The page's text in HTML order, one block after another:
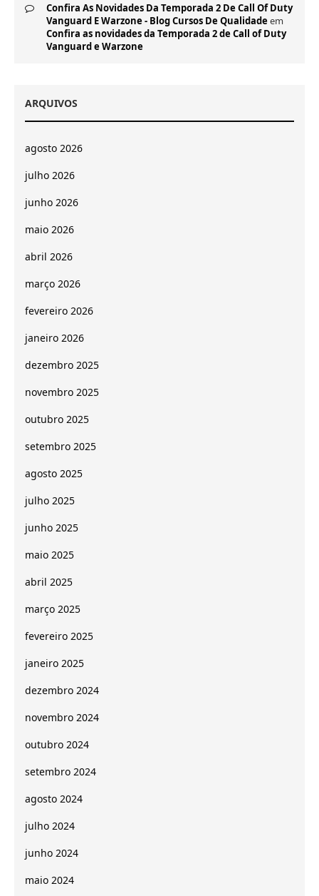
Confira As Novidades Da Temporada 2 De Call Of Duty
Vanguard E Warzone - Blog Cursos De Qualidade em
Confira as novidades da Temporada 2 de Call of Duty
Vanguard e Warzone
ARQUIVOS
agosto 2026
julho 2026
junho 2026
maio 2026
abril 2026
março 2026
fevereiro 2026
janeiro 2026
dezembro 2025
novembro 2025
outubro 2025
setembro 2025
agosto 2025
julho 2025
junho 2025
maio 2025
abril 2025
março 2025
fevereiro 2025
janeiro 2025
dezembro 2024
novembro 2024
outubro 2024
setembro 2024
agosto 2024
julho 2024
junho 2024
maio 2024